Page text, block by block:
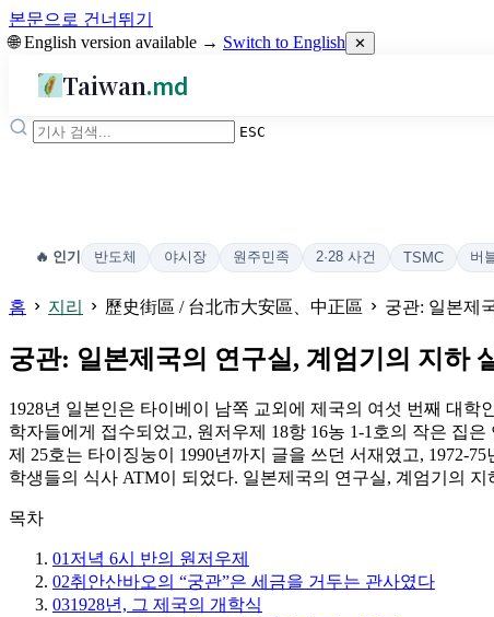
본문으로 건너뛰기
🌐 English version available → Switch to English ✕
Taiwan.md
ESC
🔥 인기 반도체 야시장 원주민족 2·28 사건 TSMC 버
홈 지리 歷史街區 / 台北市大安區、中正區 궁관: 일본제
궁관: 일본제국의 연구실, 계엄기의 지하
1928년 일본인은 타이베이 남쪽 교외에 제국의 여섯 번째 대
학자들에게 접수되었고, 원저우제 18항 16농 1-1호의 작은 집
제 25호는 타이징눙이 1990년까지 글을 쓰던 서재였고, 1972-
학생들의 식사 ATM이 되었다. 일본제국의 연구실, 계엄기의
목차
01 저녁 6시 반의 원저우제
02취안산바오의 “궁관”은 세금을 거두는 관사였다
031928년, 그 제국의 개학식